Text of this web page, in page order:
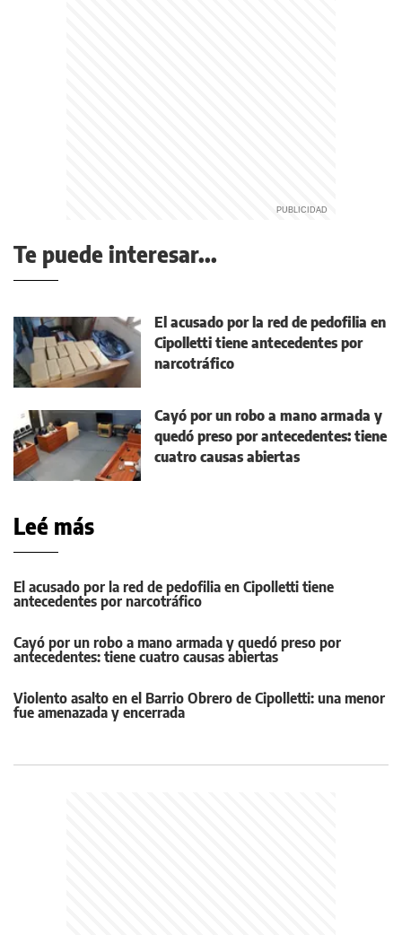
Te puede interesar...
El acusado por la red de pedofilia en
Cipolletti tiene antecedentes por
narcotráfico
Cayó por un robo a mano armada y
quedó preso por antecedentes: tiene
cuatro causas abiertas
Leé más
El acusado por la red de pedofilia en Cipolletti tiene
antecedentes por narcotráfico
Cayó por un robo a mano armada y quedó preso por
antecedentes: tiene cuatro causas abiertas
Violento asalto en el Barrio Obrero de Cipolletti: una menor
fue amenazada y encerrada